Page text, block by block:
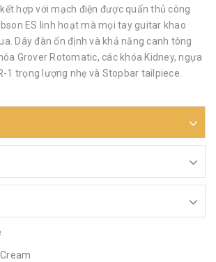
hợp với mạch điện được quấn thủ công
ES linh hoạt mà mọi tay guitar khao
Dây đàn ổn định và khả năng canh tông
Grover Rotomatic, các khóa Kidney, ngựa
1 trọng lượng nhẹ và Stopbar tailpiece.